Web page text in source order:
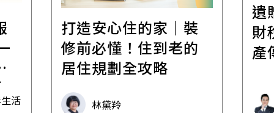
活
打造安心住的家｜裝
修前必懂！住到老的
居住規劃全攻略
林黛羚
遺
財
產